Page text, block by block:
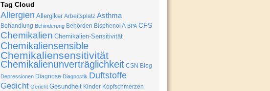
Tag Cloud
Allergien Allergiker Arbeitsplatz Asthma
Behandlung Behinderung Behörden Bisphenol A BPA CFS
Chemikalien Chemikalien-Sensitivität
Chemikaliensensible
Chemikaliensensitivität
Chemikalienunverträglichkeit CSN Blog
Depressionen Diagnose Diagnostik Duftstoffe
Gedicht Gericht Gesundheit Kinder Kopfschmerzen